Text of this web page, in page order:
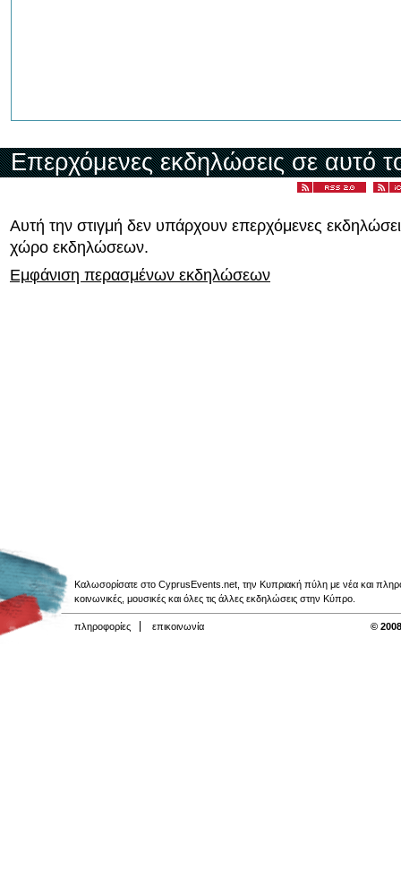
Επερχόμενες εκδηλώσεις σε αυτό
Αυτή την στιγμή δεν υπάρχουν επερχόμενες
χώρο εκδηλώσεων.
Εμφάνιση περασμένων εκδηλώσεων
Καλωσορίσατε στο CyprusEvents.net, την Κυπριακή πύλη με νέα και
κοινωνικές, μουσικές και όλες τις άλλες εκδηλώσεις στην Κύπρο.
πληροφορίες επικοινωνία ©